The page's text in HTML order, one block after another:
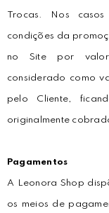
Trocas. Nos
condições da
no Site por
considerado como
pelo Cliente,
originalmente
Pagamentos
A Leonora Shop
os meios de